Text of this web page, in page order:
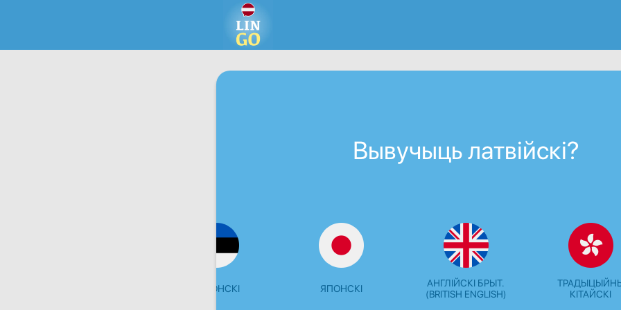
Вывучыць латвійскі?
ЭСТОНСКІ ЯПОНСКІ
АНГЛІЙСКІ БРЫТ.
(BRITISH ENGLISH)
КІТАЙСКІ